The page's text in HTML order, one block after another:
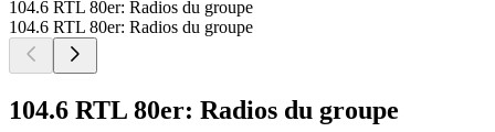
104.6 RTL 80er: Radios du groupe
104.6 RTL 80er: Radios du groupe
104.6 RTL 80er: Radios du groupe